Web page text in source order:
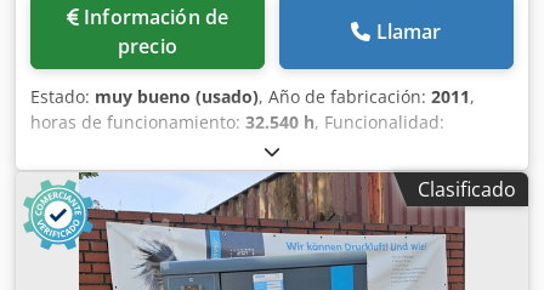
Información de
precio
Llamar
Estado: muy bueno (usado), Año de fabricación: 2011,
horas de funcionamiento: 32.540 h, Funcionalidad:
, Compresor de tornillo exento de
aceite 145 kW 8,60 bar 21,70 m3/min Año de fabricación:
2011 Codpfxjy Hr Nde Aqqerf Horas de funcionamiento:
32.540
Clasificado